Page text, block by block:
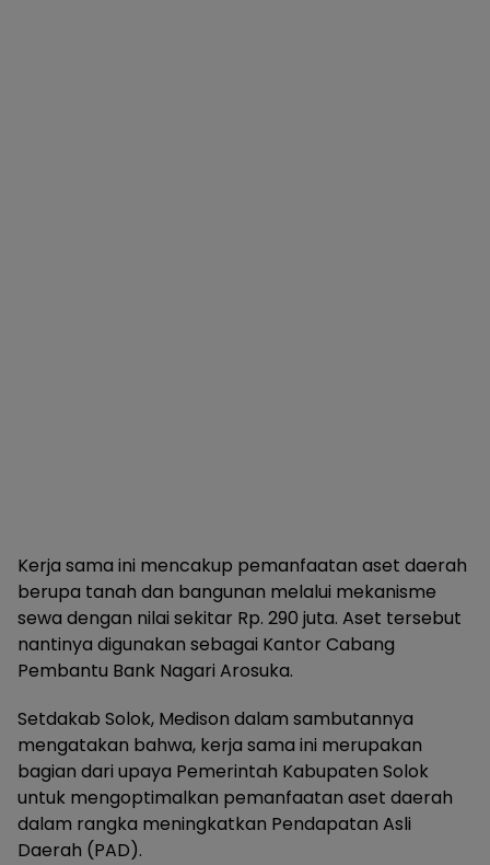
Kerja sama ini mencakup pemanfaatan aset daerah
berupa tanah dan bangunan melalui mekanisme
sewa dengan nilai sekitar Rp. 290 juta. Aset tersebut
nantinya digunakan sebagai Kantor Cabang
Pembantu Bank Nagari Arosuka.
Setdakab Solok, Medison dalam sambutannya
mengatakan bahwa, kerja sama ini merupakan
bagian dari upaya Pemerintah Kabupaten Solok
untuk mengoptimalkan pemanfaatan aset daerah
dalam rangka meningkatkan Pendapatan Asli
Daerah (PAD).